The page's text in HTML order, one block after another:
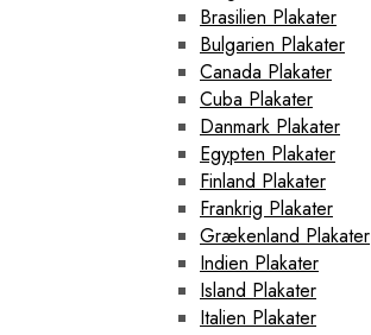
Brasilien Plakater
Bulgarien Plakater
Canada Plakater
Cuba Plakater
Danmark Plakater
Egypten Plakater
Finland Plakater
Frankrig Plakater
Grækenland Plakater
Indien Plakater
Island Plakater
Italien Plakater